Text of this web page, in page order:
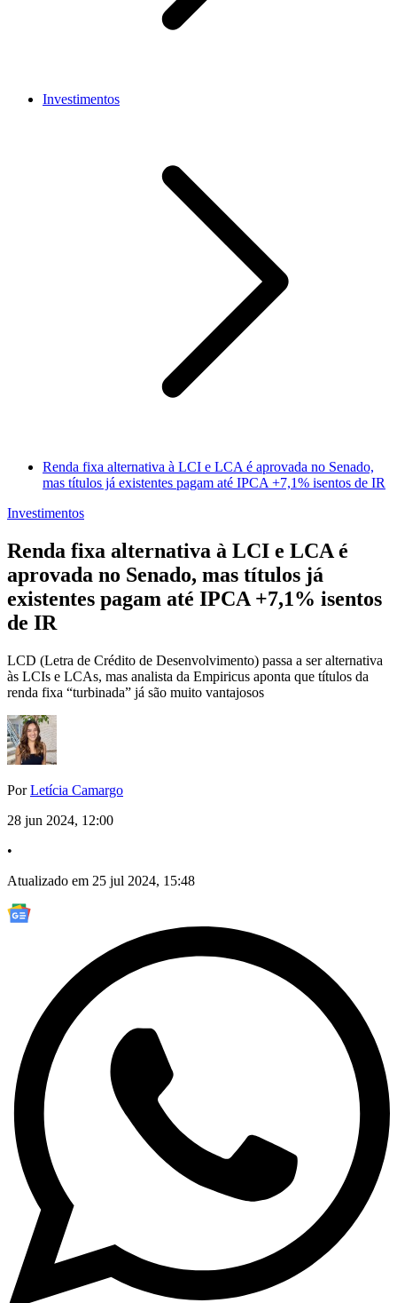
Investimentos
Renda fixa alternativa à LCI e LCA é aprovada no Senado,
mas títulos já existentes pagam até IPCA +7,1% isentos de IR
Investimentos
Renda fixa alternativa à LCI e LCA é
aprovada no Senado, mas títulos já
existentes pagam até IPCA +7,1% isentos
de IR
LCD (Letra de Crédito de Desenvolvimento) passa a ser alternativa
às LCIs e LCAs, mas analista da Empiricus aponta que títulos da
renda fixa “turbinada” já são muito vantajosos
PorLetícia Camargo
28 jun 2024, 12:00
•
Atualizado em 25 jul 2024, 15:48